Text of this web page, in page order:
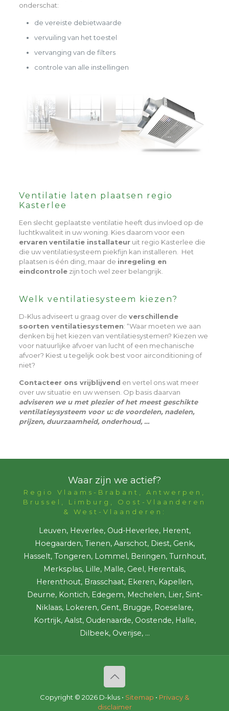
onderschat:
de vereiste debietwaarde
vervuiling van het toestel
vervanging van de filters
controle van alle instellingen
Ventilatie laten plaatsen regio
Kasterlee
Een slecht geplaatste ventilatie heeft dus invloed op de
luchtkwaliteit in uw woning. Kies daarom voor een
ervaren ventilatie installateuruit regio Kasterlee die
die uw ventilatiesysteem piekfijn kan installeren. Het
plaatsen is één ding, maar de inregeling en
eindcontrolezijn toch wel zeer belangrijk.
Welk ventilatiesysteem kiezen?
D-Klus adviseert u graag over de verschillende
soorten ventilatiesystemen: “Waar moeten we aan
denken bij het kiezen van ventilatiesystemen? Kiezen we
voor natuurlijke afvoer van lucht of een mechanische
afvoer? Kiest u tegelijk ook best voor airconditioning of
niet?
Contacteer ons vrijblijvend en vertel ons wat meer
over uw situatie en uw wensen. Op basis daarvan
adviseren we u met plezier of het meest geschikte
ventilatieysysteem voor u: de voordelen, nadelen,
prijzen, duurzaamheid, onderhoud, …
Waar zijn we actief?
Regio Vlaams-Brabant, Antwerpen,
Brussel, Limburg, Oost-Vlaanderen
& West-Vlaanderen:
Leuven, Heverlee, Oud-Heverlee, Herent,
Hoegaarden, Tienen, Aarschot, Diest, Genk,
Hasselt, Tongeren, Lommel, Beringen, Turnhout,
Merksplas, Lille, Malle, Geel, Herentals,
Herenthout, Brasschaat, Ekeren, Kapellen,
Deurne, Kontich, Edegem, Mechelen, Lier, Sint-
Niklaas, Lokeren, Gent, Brugge, Roeselare,
Kortrijk, Aalst, Oudenaarde, Oostende, Halle,
Dilbeek, Overijse, ...
Copyright © 2026 D-klus • Sitemap • Privacy &
disclaimer